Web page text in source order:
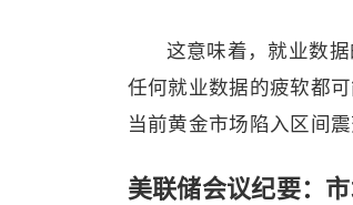
这意味着，就业数据
任何就业数据的疲软都
当前黄金市场陷入区间震
美联储会议纪要：